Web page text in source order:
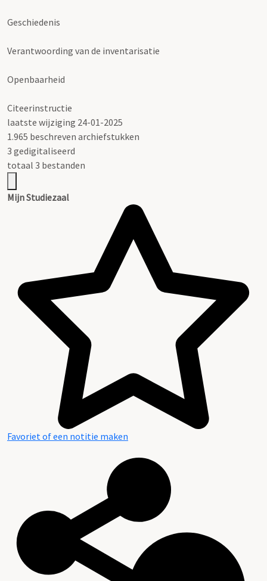
Geschiedenis
Verantwoording van de inventarisatie
Openbaarheid
Citeerinstructie
laatste wijziging 24-01-2025
1.965 beschreven archiefstukken
3 gedigitaliseerd
totaal 3 bestanden
Mijn Studiezaal
Favoriet of een notitie maken